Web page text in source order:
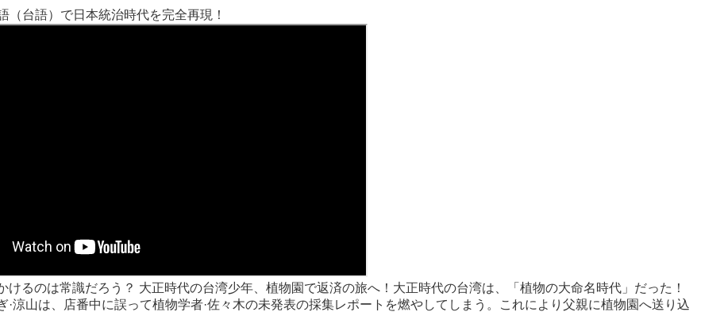
（台語）で日本統治時代を完全再現！
けるのは常識だろう？ 大正時代の台湾少年、植物園で返済の旅へ！大正時代の台湾は、「植物の大命名時代」だった！
·涼山は、店番中に誤って植物学者·佐々木の未発表の採集レポートを燃やしてしまう。これにより父親に植物園へ送り込